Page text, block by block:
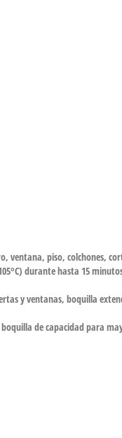
ventana, piso, colchones,
durante hasta 15
y ventanas, boquilla
de capacidad para